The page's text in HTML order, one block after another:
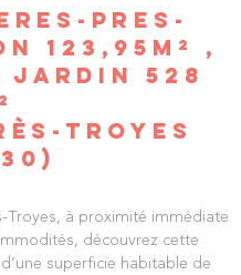
PRES-
123,95M² ,
JARDIN 528
TROYES
Troyes, à proximité immédiate
découvrez cette
superficie habitable de